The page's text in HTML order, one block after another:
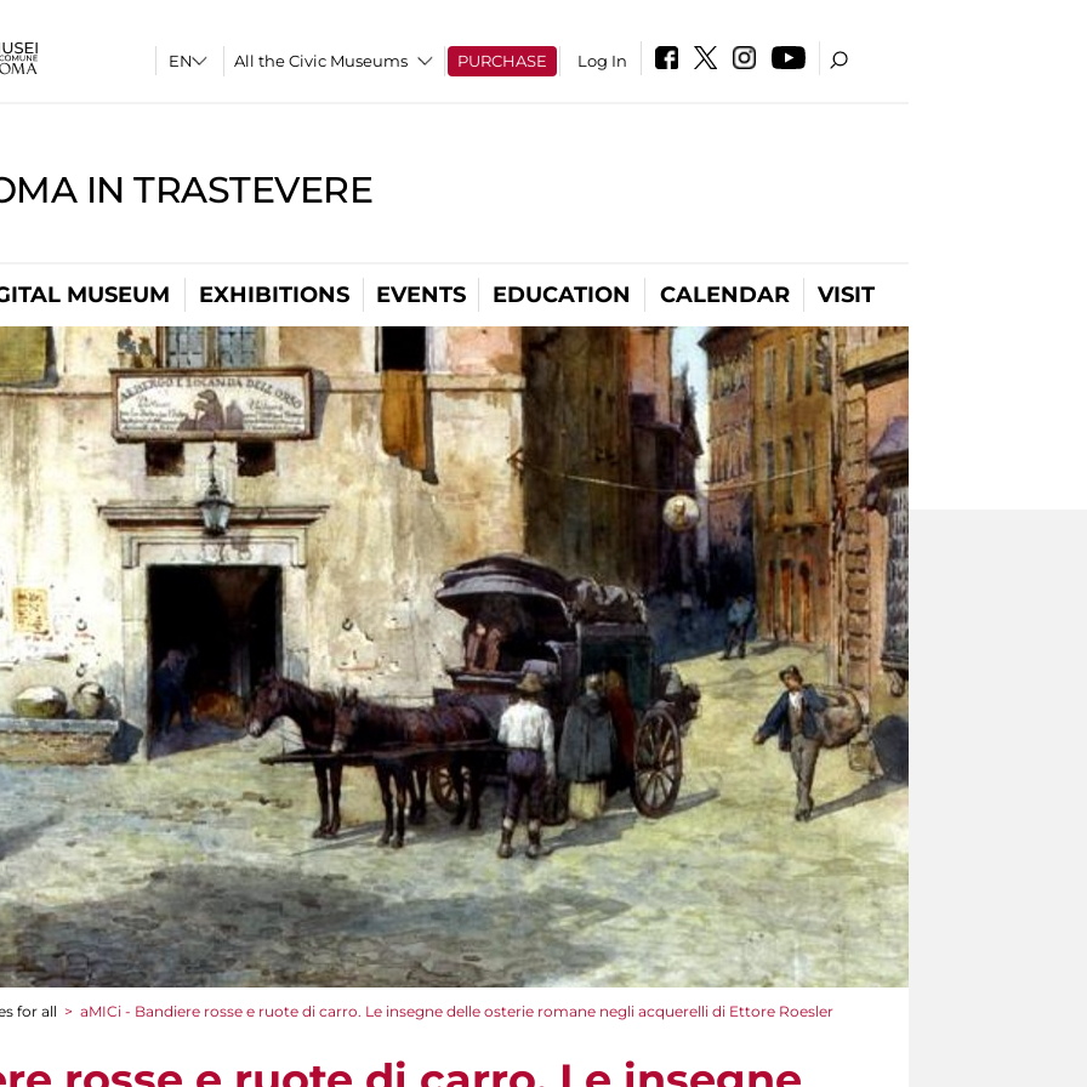
All the Civic Museums PURCHASE Log In
IN TRASTEVERE
MUSEUM EXHIBITIONS EVENTS EDUCATION CALENDAR VISIT
for all > aMICi - Bandiere rosse e ruote di carro. Le insegne delle osterie romane negli acquerelli di Ettore Roesler